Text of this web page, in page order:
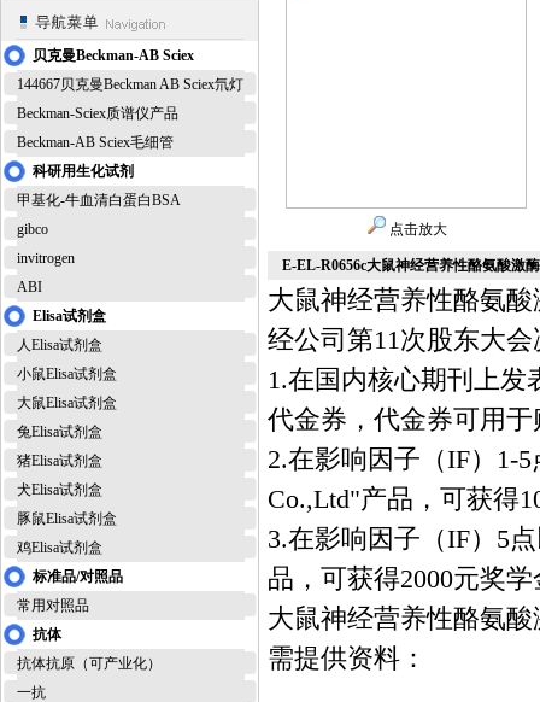
贝克曼Beckman-AB Sciex
144667贝克曼Beckman AB Sciex氘灯
Beckman-Sciex质谱仪产品
Beckman-AB Sciex毛细管
科研用生化试剂
甲基化-牛血清白蛋白BSA
gibco
invitrogen
ABI
Elisa试剂盒
人Elisa试剂盒
小鼠Elisa试剂盒
大鼠Elisa试剂盒
兔Elisa试剂盒
猪Elisa试剂盒
犬Elisa试剂盒
豚鼠Elisa试剂盒
鸡Elisa试剂盒
标准品/对照品
常用对照品
抗体
抗体抗原（可产业化）
一抗
点击放大
E-EL-R0656c大鼠神经营养性酪氨酸激
大鼠神经营养性酪氨
经公司第11次股东大
1.在国内核心期刊上发
代金券，代金券可用
2.在影响因子（IF）1-5
Co.,Ltd"产品，可获得
3.在影响因子（IF）5
品，可获得2000元奖
大鼠神经营养性酪氨
需提供资料：